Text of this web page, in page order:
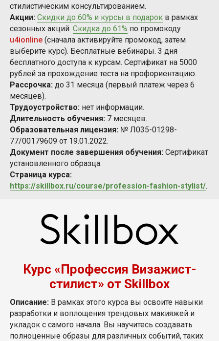
стилистическим консультированием.
Акции: Скидки до 60% и курсы в подарок в рамках
сезонных акций. Скидка до 61% по промокоду
u4ionline (сначала активируйте промокод, затем
выберите курс). Бесплатные вебинары. 3 дня
бесплатного доступа к курсам. Сертификат на 5000
рублей за прохождение теста на профориентацию.
Рассрочка: до 31 месяца (первый платеж через 6
месяцев).
Трудоустройство: нет информации.
Длительность обучения: 7 месяцев.
Образовательная лицензия: № Л035-01298-
77/00179609 от 19.01.2022.
Документ после завершения обучения: Сертификат
установленного образца.
Страница курса:
https://skillbox.ru/course/profession-fashion-stylist/.
Курс «Профессия Визажист-
стилист» от Skillbox
Описание: В рамках этого курса вы освоите навыки
разработки и воплощения трендовых макияжей и
укладок с самого начала. Вы научитесь создавать
полноценные образы для различных событий, таких